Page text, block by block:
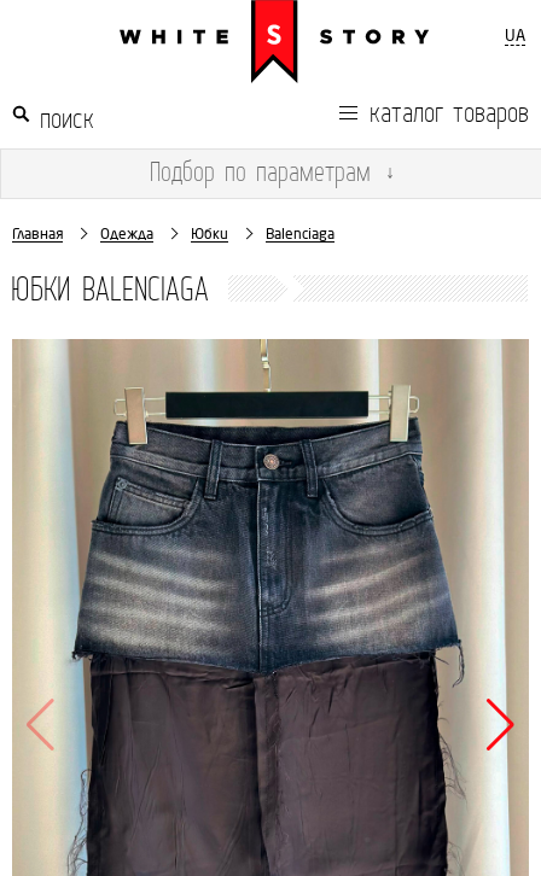
UA
каталог товаров
Подбор по параметрам ↓
Главная Одежда Юбки Balenciaga
ЮБКИ BALENCIAGA